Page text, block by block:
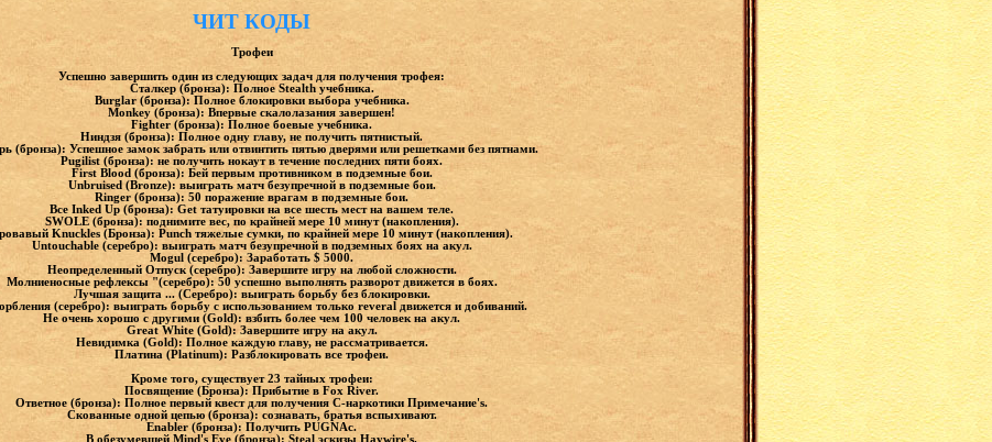
ЧИТ КОДЫ
Трофеи
Успешно завершить один из следующих задач для получения трофея:
Сталкер (бронза): Полное Stealth учебника.
Burglar (бронза): Полное блокировки выбора учебника.
Monkey (бронза): Впервые скалолазания завершен!
Fighter (бронза): Полное боевые учебника.
Ниндзя (бронза): Полное одну главу, не получить пятнистый.
(бронза): Успешное замок забрать или отвинтить пятью дверями или решетками без пятнами.
Pugilist (бронза): не получить нокаут в течение последних пяти боях.
First Blood (бронза): Бей первым противником в подземные бои.
Unbruised (Bronze): выиграть матч безупречной в подземные бои.
Ringer (бронза): 50 поражение врагам в подземные бои.
Все Inked Up (бронза): Get татуировки на все шесть мест на вашем теле.
SWOLE (бронза): поднимите вес, по крайней мере 10 минут (накопления).
Knuckles (Бронза): Punch тяжелые сумки, по крайней мере 10 минут (накопления).
Untouchable (серебро): выиграть матч безупречной в подземных боях на акул.
Mogul (серебро): Заработать $ 5000.
Неопределенный Отпуск (серебро): Завершите игру на любой сложности.
Молниеносные рефлексы "(серебро): 50 успешно выполнять разворот движется в боях.
Лучшая защита ... (Серебро): выиграть борьбу без блокировки.
(серебро): выиграть борьбу с использованием только reveral движется и добиваний.
Не очень хорошо с другими (Gold): взбить более чем 100 человек на акул.
Great White (Gold): Завершите игру на акул.
Невидимка (Gold): Полное каждую главу, не рассматривается.
Платина (Platinum): Разблокировать все трофеи.
Кроме того, существует 23 тайных трофеи:
Посвящение (Бронза): Прибытие в Fox River.
Ответное (бронза): Полное первый квест для получения С-наркотики Примечание's.
Скованные одной цепью (бронза): сознавать, братья вспыхивают.
Enabler (бронза): Получить PUGNAc.
В обезумевшей Mind's Eye (бронза): Steal эскизы Haywire's.